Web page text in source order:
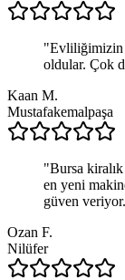
"Evliliğimizin
oldular. Çok
Kaan M.
Mustafakemalpaşa
"Bursa kiralık
en yeni
güven veriyor.
Ozan F.
Nilüfer